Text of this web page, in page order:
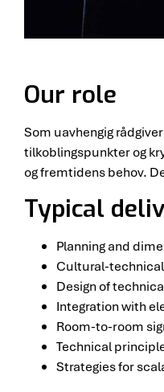
Our role
Som uavhengig
tilkoblingspunkter og
og fremtidens behov.
Typical
Planning and
Cultural-
Design of
Integration with
Room-to-room
Technical
Strategies for